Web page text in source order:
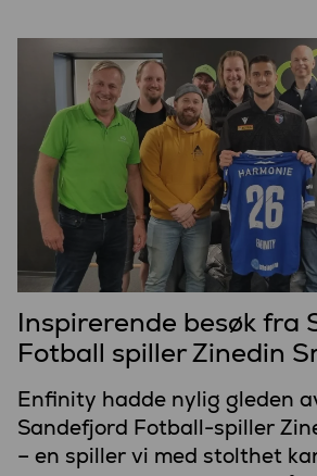
Inspirerende besøk fra
Fotball spiller Zinedin
Enfinity hadde nylig gleden
Sandefjord Fotball-spiller
– en spiller vi med stolthet